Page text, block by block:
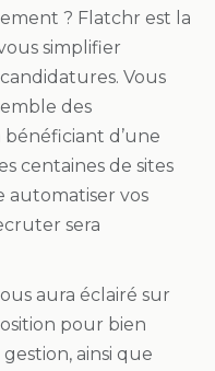
? Flatchr est la
simplifier
Vous
des
d’une
centaines de sites
automatiser vos
sera
aura éclairé sur
pour bien
ainsi que